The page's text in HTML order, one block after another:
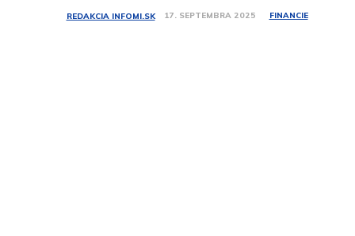
REDAKCIA INFOMI.SK 17. SEPTEMBRA 2025 FINANCIE